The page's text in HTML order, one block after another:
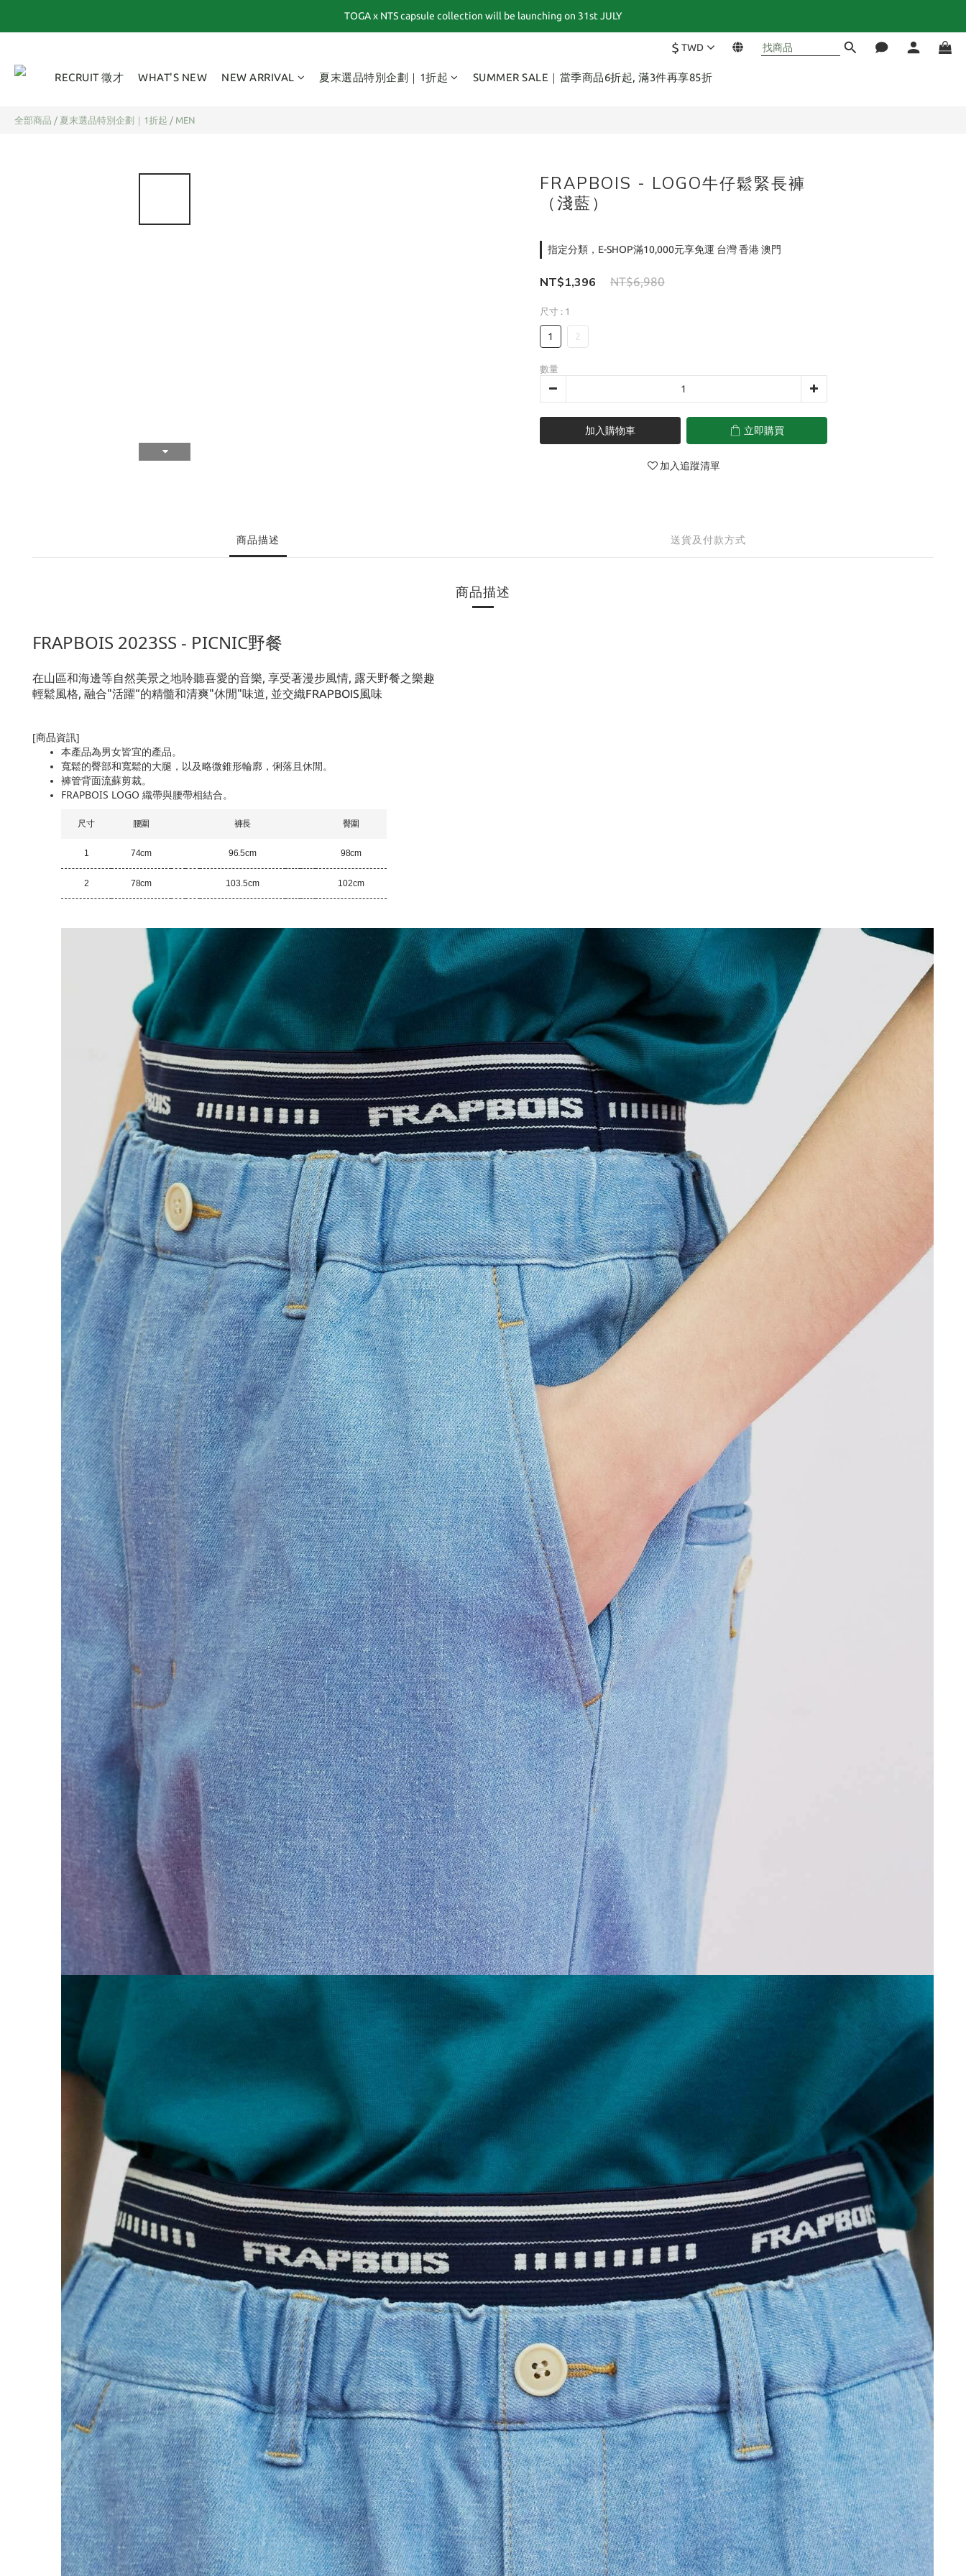
夏末選品特別企劃｜1折起｜特價商品售出後不退換貨
TOGA x NTS capsule collection will be launching on 31st JULY
$ TWD
RECRUIT 徵才 WHAT'S NEW NEW ARRIVAL 夏末選品特別企劃｜1折起 SUMMER SALE｜當季商品6折起, 滿3件再享85折
全部商品 / 夏末選品特別企劃｜1折起 / MEN
FRAPBOIS - LOGO牛仔鬆緊長褲
（淺藍）
指定分類，E-SHOP滿10,000元享免運 台灣 香港 澳門
NT$1,396 NT$6,980
尺寸 : 1
1 2
數量
加入購物車 立即購買
加入追蹤清單
商品描述 送貨及付款方式
商品描述
FRAPBOIS 2023SS - PICNIC野餐
在山區和海邊等自然美景之地聆聽喜愛的音樂, 享受著漫步風情, 露天野餐之樂趣
輕鬆風格, 融合"活躍“的精髓和清爽"休閒"味道, 並交織FRAPBOIS風味
[商品資訊]
本產品為男女皆宜的產品。
寬鬆的臀部和寬鬆的大腿，以及略微錐形輪廓，俐落且休閒。
褲管背面流蘇剪裁。
FRAPBOIS LOGO 織帶與腰帶相結合。
尺寸 腰圍 褲長 臀圍
1 74cm 96.5cm 98cm
2 78cm 103.5cm 102cm
立即購買